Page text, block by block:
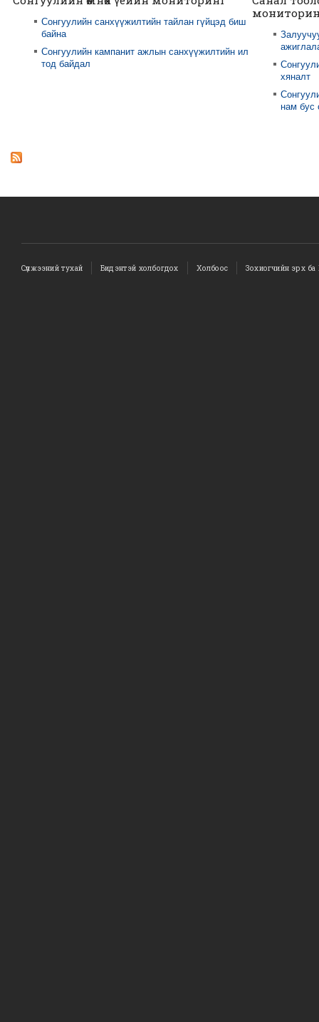
Сонгуулийн санхүүжилтийн тайлан гүйцэд биш
байна
Сонгуулийн кампанит ажлын санхүүжилтийн ил
тод байдал
хяналт
нам бус
Сүлжээний тухай Бидэнтэй холбогдох Холбоос Зохиогчийн эрх